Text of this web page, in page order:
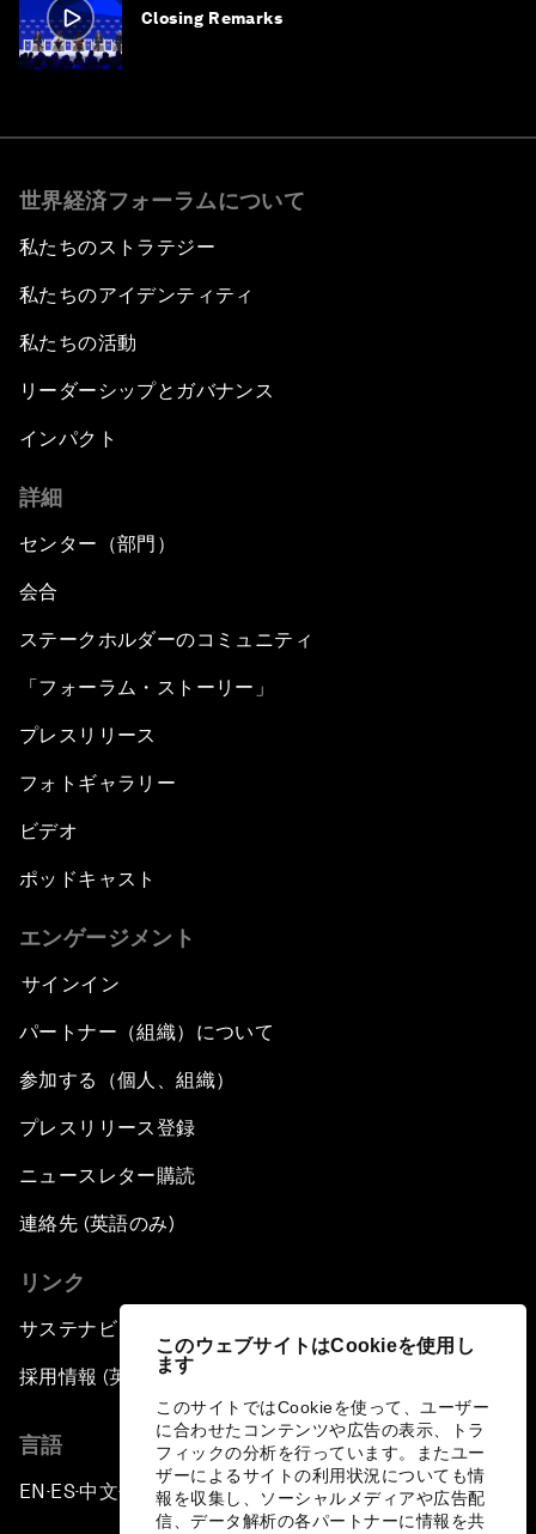
このウェブサイトはCookieを使用し
ます
このサイトではCookieを使って、ユーザー
に合わせたコンテンツや広告の表示、トラ
フィックの分析を行っています。またユー
ザーによるサイトの利用状況についても情
報を収集し、ソーシャルメディアや広告配
信、データ解析の各パートナーに情報を共
Closing Remarks
世界経済フォーラムについて
私たちのストラテジー
私たちのアイデンティティ
私たちの活動
リーダーシップとガバナンス
インパクト
詳細
センター（部門）
会合
ステークホルダーのコミュニティ
「フォーラム・ストーリー」
プレスリリース
フォトギャラリー
ビデオ
ポッドキャスト
エンゲージメント
サインイン
パートナー（組織）について
参加する（個人、組織）
プレスリリース登録
ニュースレター購読
連絡先 (英語のみ)
リンク
サステナビリティへの取り組み
採用情報 (英語のみ)
言語
EN ▪ ES▪中文▪ 日本語